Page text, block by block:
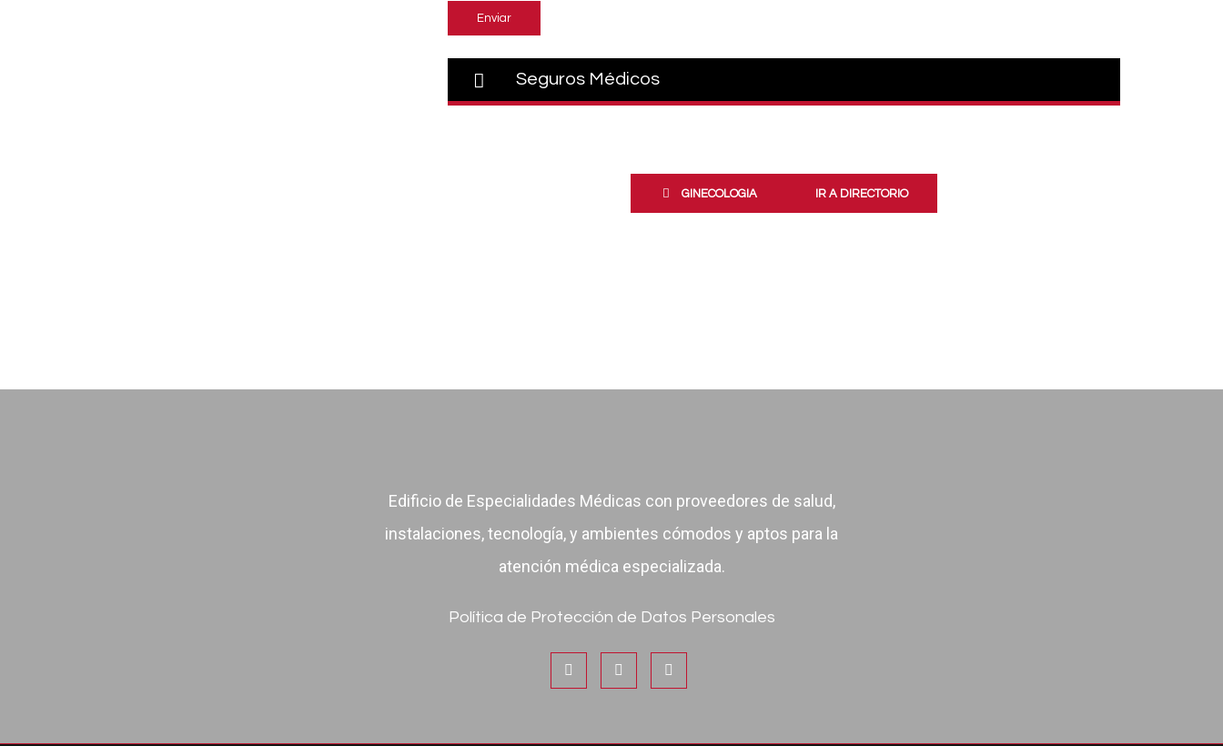
Seguros Médicos
GINECOLOGIA IR A DIRECTORIO
Edificio de Especialidades Médicas con proveedores de salud,
instalaciones, tecnología, y ambientes cómodos y aptos para la
atención médica especializada.
Política de Protección de Datos Personales